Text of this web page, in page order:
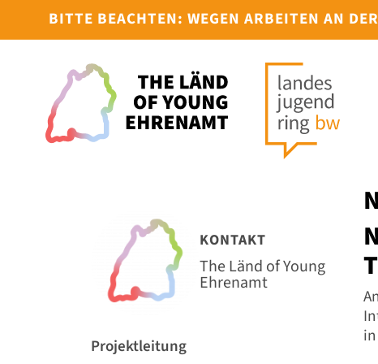
BITTE BEACHTEN: WEGEN ARBEITEN AN
KONTAKT
The Länd of Young
Ehrenamt
Projektleitung
An